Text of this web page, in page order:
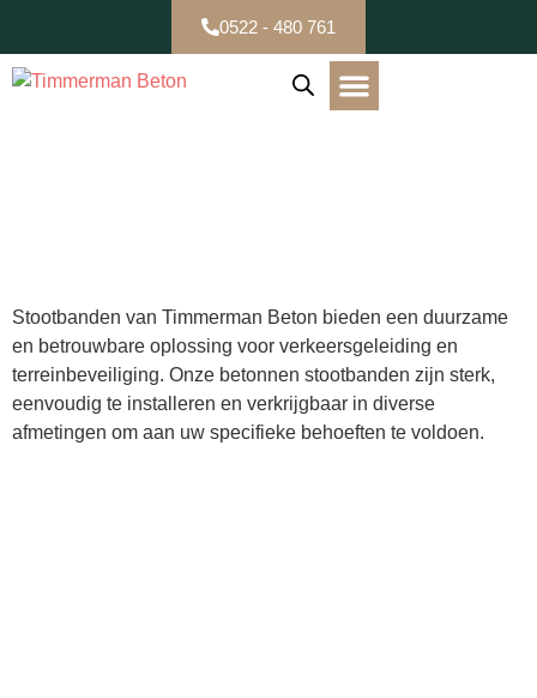
0522 - 480 761
Stootbanden van Timmerman Beton bieden een duurzame
en betrouwbare oplossing voor verkeersgeleiding en
terreinbeveiliging. Onze betonnen stootbanden zijn sterk,
eenvoudig te installeren en verkrijgbaar in diverse
afmetingen om aan uw specifieke behoeften te voldoen.